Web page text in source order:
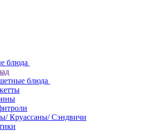
блюда
блюда
Круассаны/ Сэндвичи